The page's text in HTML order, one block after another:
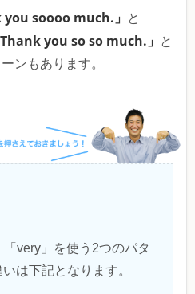
you soooo much.」
と
Thank you so so much.」
と
ンもあります。
「very」を使う2つのパタ
は下記となります。